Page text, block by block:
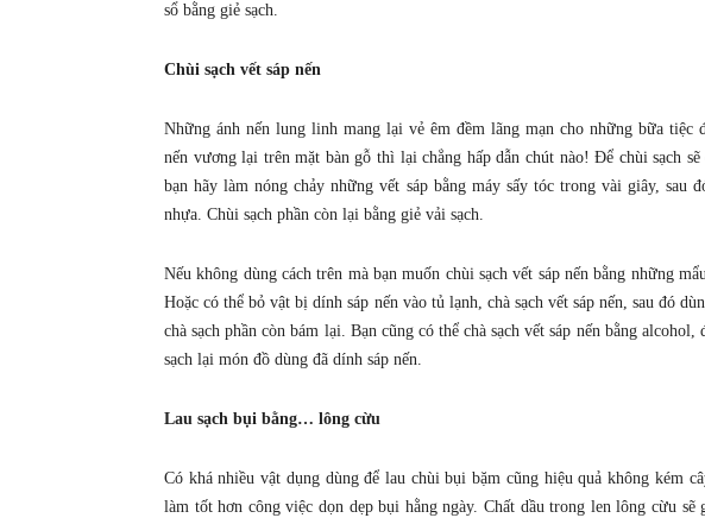
sổ bằng giẻ sạch.
Chùi sạch vết sáp nến
Những ánh nến lung linh mang lại vẻ êm đềm lãng mạn cho những bữa tiệc
nến vương lại trên mặt bàn gỗ thì lại chẳng hấp dẫn chút nào! Để chùi sạch
bạn hãy làm nóng chảy những vết sáp bằng máy sấy tóc trong vài giây, sau
nhựa. Chùi sạch phần còn lại bằng giẻ vải sạch.
Nếu không dùng cách trên mà bạn muốn chùi sạch vết sáp nến bằng những
Hoặc có thể bỏ vật bị dính sáp nến vào tủ lạnh, chà sạch vết sáp nến, sau đó
chà sạch phần còn bám lại. Bạn cũng có thể chà sạch vết sáp nến bằng
sạch lại món đồ dùng đã dính sáp nến.
Lau sạch bụi bằng… lông cừu
Có khá nhiều vật dụng dùng để lau chùi bụi bặm cũng hiệu quả không kém
làm tốt hơn công việc dọn dẹp bụi hằng ngày. Chất dầu trong len lông cừu